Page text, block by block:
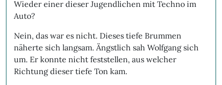
Wieder einer dieser Jugendlichen mit Techno im
Auto?
Nein, das war es nicht. Dieses tiefe Brummen
näherte sich langsam. Ängstlich sah Wolfgang sich
um. Er konnte nicht feststellen, aus welcher
Richtung dieser tiefe Ton kam.